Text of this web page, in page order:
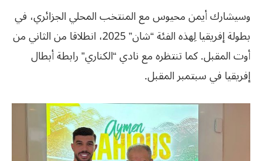
وسيشارك أيمن محيوس مع المنتخب المحلي الجزائري، في
بطولة إفريقيا لِهذه الفئة “شان” 2025، انطلاقا من الثاني من
أوت المقبل. كما تنتظره مع نادي “الكناري” رابطة أبطال
إفريقيا في سبتمبر المقبل.